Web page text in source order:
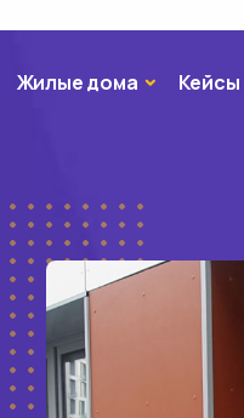
Жилые домаЖилые дома
Кейсы